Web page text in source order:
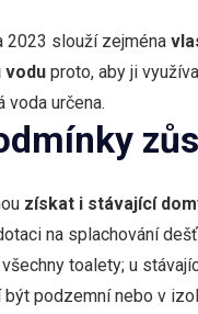
2023 slouží zejména
vodu proto, aby ji
voda určena.
získat i stávající
na splachování
toalety; u
být podzemní nebo v